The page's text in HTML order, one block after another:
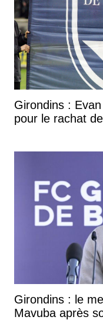
Girondins :
pour le rachat
Girondins : le
Mavuba après